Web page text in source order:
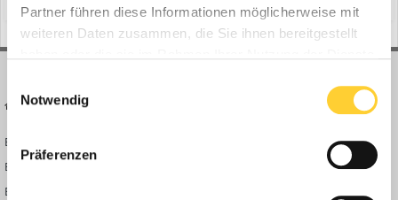
Partner führen diese Informationen möglicherweise mit
weiteren Daten zusammen, die Sie ihnen bereitgestellt
Notwendig
Präferenzen
BAUFORUM24
Bauforum24 News
Bauforum24 TV
BF24 Mediathek